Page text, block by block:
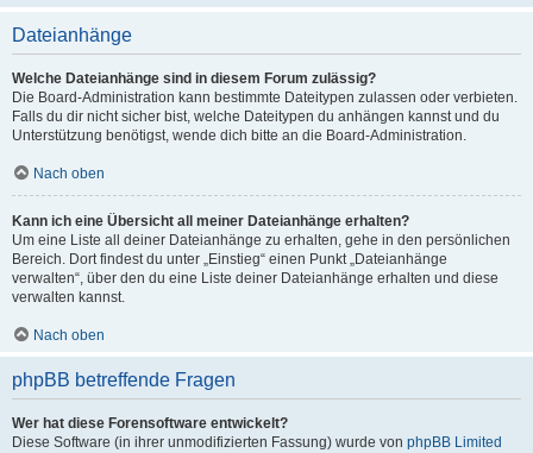
Dateianhänge
Welche Dateianhänge sind in diesem Forum zulässig?
Die Board-Administration kann bestimmte Dateitypen zulassen oder verbieten.
Falls du dir nicht sicher bist, welche Dateitypen du anhängen kannst und du
Unterstützung benötigst, wende dich bitte an die Board-Administration.
Nach oben
Kann ich eine Übersicht all meiner Dateianhänge erhalten?
Um eine Liste all deiner Dateianhänge zu erhalten, gehe in den persönlichen
Bereich. Dort findest du unter „Einstieg“ einen Punkt „Dateianhänge
verwalten“, über den du eine Liste deiner Dateianhänge erhalten und diese
verwalten kannst.
Nach oben
phpBB betreffende Fragen
Wer hat diese Forensoftware entwickelt?
Diese Software (in ihrer unmodifizierten Fassung) wurde von phpBB Limited